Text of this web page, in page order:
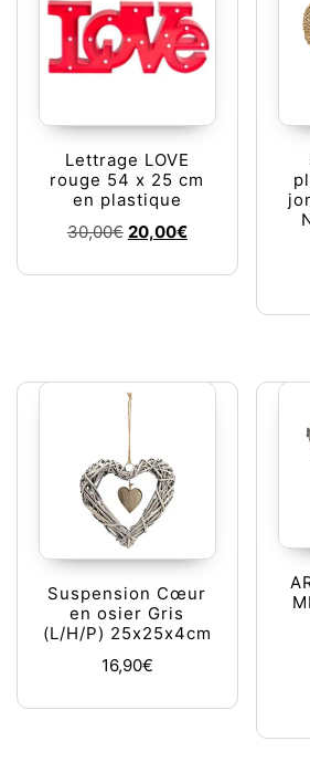
Lettrage LOVE
rouge 54 x 25 cm
en plastique
30,00€ Le prix initial était :
20,00€Le prix actuel
Suspension Cœur
en osier Gris
(L/H/P) 25x25x4cm
16,90€